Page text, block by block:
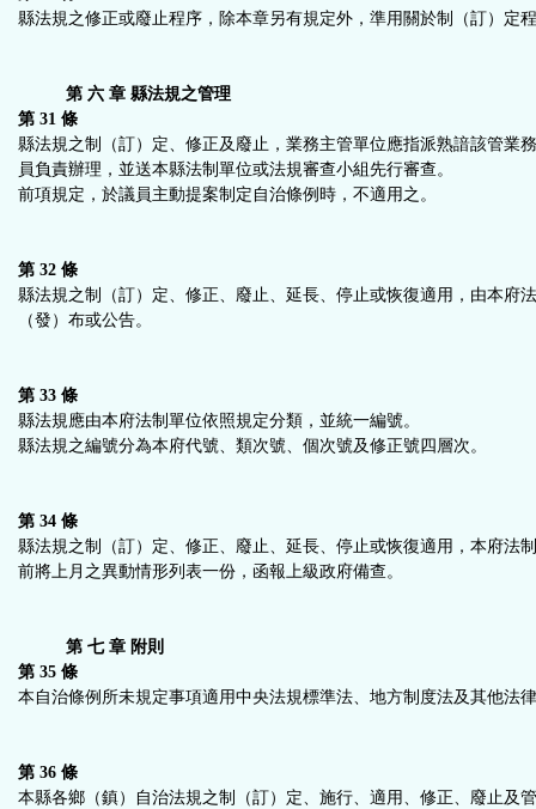
縣法規之修正或廢止程序，除本章另有規定外，準用關於制（訂）定
第 六 章 縣法規之管理
第 31 條
縣法規之制（訂）定、修正及廢止，業務主管單位應指派熟諳該管業
員負責辦理，並送本縣法制單位或法規審查小組先行審查。
前項規定，於議員主動提案制定自治條例時，不適用之。
第 32 條
縣法規之制（訂）定、修正、廢止、延長、停止或恢復適用，由本府
（發）布或公告。
第 33 條
縣法規應由本府法制單位依照規定分類，並統一編號。
縣法規之編號分為本府代號、類次號、個次號及修正號四層次。
第 34 條
縣法規之制（訂）定、修正、廢止、延長、停止或恢復適用，本府法
前將上月之異動情形列表一份，函報上級政府備查。
第 七 章 附則
第 35 條
本自治條例所未規定事項適用中央法規標準法、地方制度法及其他法
第 36 條
本縣各鄉（鎮）自治法規之制（訂）定、施行、適用、修正、廢止及